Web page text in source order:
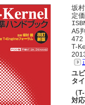
坂
定
A5
472
T-
ユ
タ
（
対